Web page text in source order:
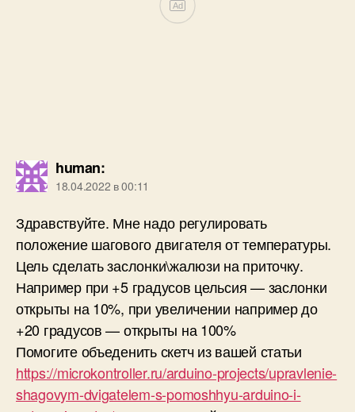
Ad
human:
18.04.2022 в 00:11
Здравствуйте. Мне надо регулировать
положение шагового двигателя от температуры.
Цель сделать заслонки\жалюзи на приточку.
Например при +5 градусов цельсия — заслонки
открыты на 10%, при увеличении например до
+20 градусов — открыты на 100%
Помогите объеденить скетч из вашей статьи
https://microkontroller.ru/arduino-projects/upravlenie-
shagovym-dvigatelem-s-pomoshhyu-arduino-i-